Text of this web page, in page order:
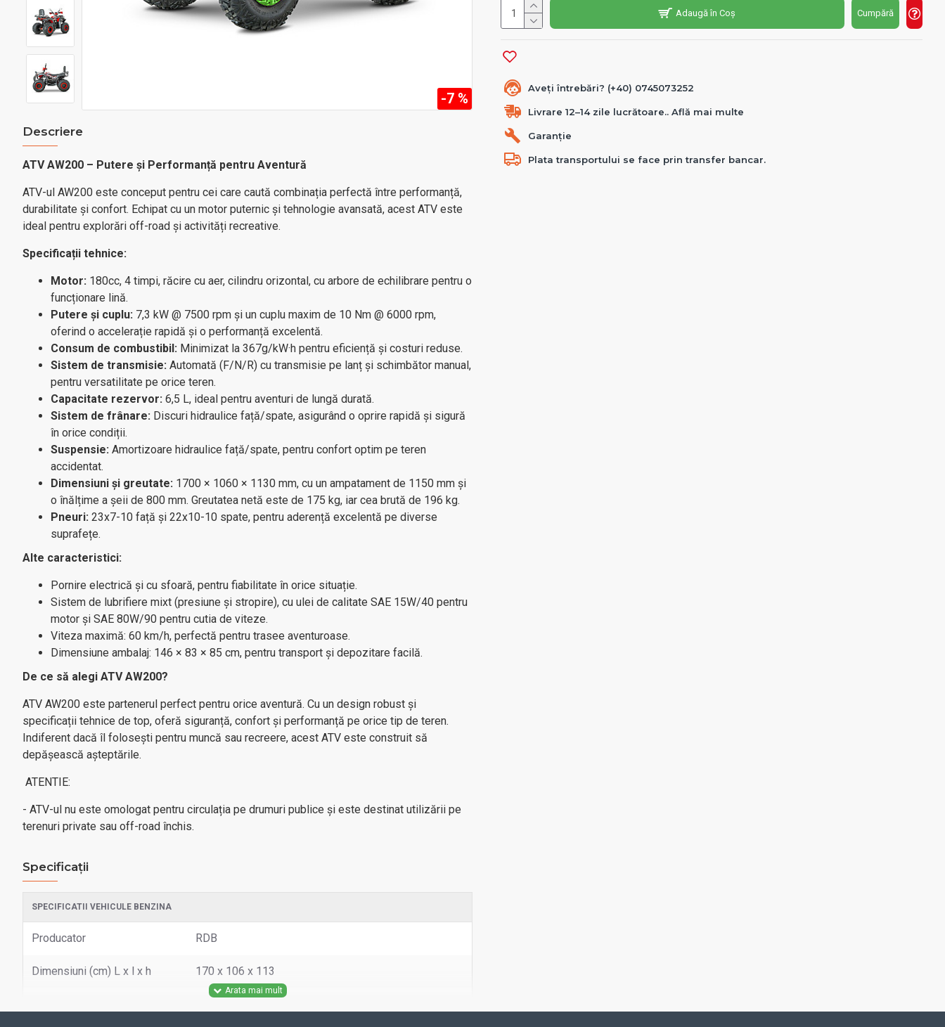
-7 %
Descriere
ATV AW200 – Putere și Performanță pentru Aventură
ATV-ul AW200 este conceput pentru cei care caută combinația perfectă între performanță,
durabilitate și confort. Echipat cu un motor puternic și tehnologie avansată, acest ATV este
ideal pentru explorări off-road și activități recreative.
Specificații tehnice:
Motor: 180cc, 4 timpi, răcire cu aer, cilindru orizontal, cu arbore de echilibrare pentru o
funcționare lină.
Putere și cuplu: 7,3 kW @ 7500 rpm și un cuplu maxim de 10 Nm @ 6000 rpm,
oferind o accelerație rapidă și o performanță excelentă.
Consum de combustibil: Minimizat la 367g/kW·h pentru eficiență și costuri reduse.
Sistem de transmisie: Automată (F/N/R) cu transmisie pe lanț și schimbător manual,
pentru versatilitate pe orice teren.
Capacitate rezervor: 6,5 L, ideal pentru aventuri de lungă durată.
Sistem de frânare: Discuri hidraulice față/spate, asigurând o oprire rapidă și sigură
în orice condiții.
Suspensie: Amortizoare hidraulice față/spate, pentru confort optim pe teren
accidentat.
Dimensiuni și greutate: 1700 × 1060 × 1130 mm, cu un ampatament de 1150 mm și
o înălțime a șeii de 800 mm. Greutatea netă este de 175 kg, iar cea brută de 196 kg.
Pneuri: 23x7-10 față și 22x10-10 spate, pentru aderență excelentă pe diverse
suprafețe.
Alte caracteristici:
Pornire electrică și cu sfoară, pentru fiabilitate în orice situație.
Sistem de lubrifiere mixt (presiune și stropire), cu ulei de calitate SAE 15W/40 pentru
motor și SAE 80W/90 pentru cutia de viteze.
Viteza maximă: 60 km/h, perfectă pentru trasee aventuroase.
Dimensiune ambalaj: 146 × 83 × 85 cm, pentru transport și depozitare facilă.
De ce să alegi ATV AW200?
ATV AW200 este partenerul perfect pentru orice aventură. Cu un design robust și
specificații tehnice de top, oferă siguranță, confort și performanță pe orice tip de teren.
Indiferent dacă îl folosești pentru muncă sau recreere, acest ATV este construit să
depășească așteptările.
ATENTIE:
- ATV-ul nu este omologat pentru circulația pe drumuri publice și este destinat utilizării pe
terenuri private sau off-road închis.
Specificații
SPECIFICATII VEHICULE BENZINA
Producator RDB
Dimensiuni (cm) L x l x h 170 x 106 x 113
Adaugă în Coș Cumpără
Aveți întrebări? (+40) 0745073252
Livrare 12–14 zile lucrătoare.. Află mai multe
Garanție
Plata transportului se face prin transfer bancar.